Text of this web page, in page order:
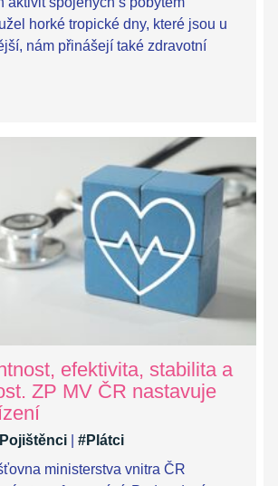
horké tropické dny, které jsou u
nám přinášejí také zdravotní
efektivita, stabilita a
ZP MV ČR nastavuje
#Plátci
ministerstva vnitra ČR